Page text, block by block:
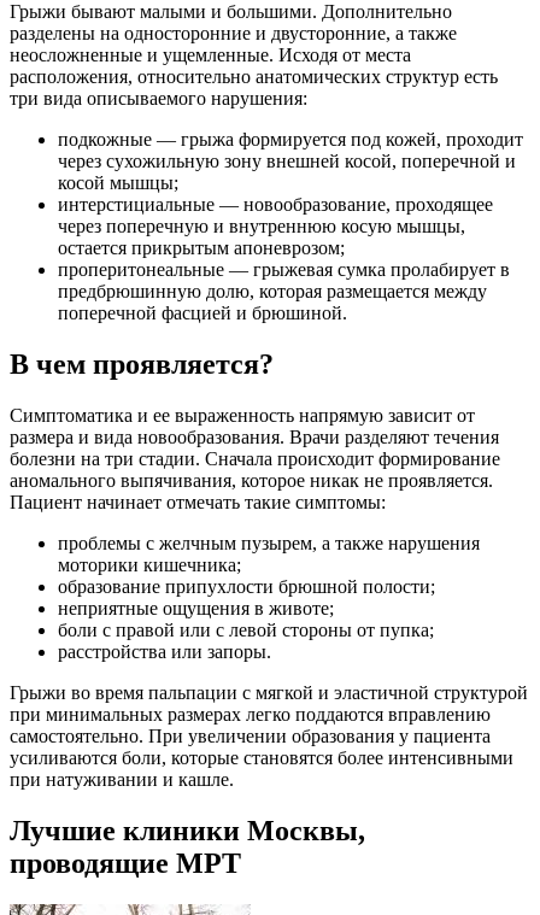
Грыжи бывают малыми и большими. Дополнительно
разделены на односторонние и двусторонние, а также
неосложненные и ущемленные. Исходя от места
расположения, относительно анатомических структур есть
три вида описываемого нарушения:
подкожные — грыжа формируется под кожей, проходит
через сухожильную зону внешней косой, поперечной и
косой мышцы;
интерстициальные — новообразование, проходящее
через поперечную и внутреннюю косую мышцы,
остается прикрытым апоневрозом;
проперитонеальные — грыжевая сумка пролабирует в
предбрюшинную долю, которая размещается между
поперечной фасцией и брюшиной.
В чем проявляется?
Симптоматика и ее выраженность напрямую зависит от
размера и вида новообразования. Врачи разделяют течения
болезни на три стадии. Сначала происходит формирование
аномального выпячивания, которое никак не проявляется.
Пациент начинает отмечать такие симптомы:
проблемы с желчным пузырем, а также нарушения
моторики кишечника;
образование припухлости брюшной полости;
неприятные ощущения в животе;
боли с правой или с левой стороны от пупка;
расстройства или запоры.
Грыжи во время пальпации с мягкой и эластичной структурой
при минимальных размерах легко поддаются вправлению
самостоятельно. При увеличении образования у пациента
усиливаются боли, которые становятся более интенсивными
при натуживании и кашле.
Лучшие клиники Москвы,
проводящие МРТ